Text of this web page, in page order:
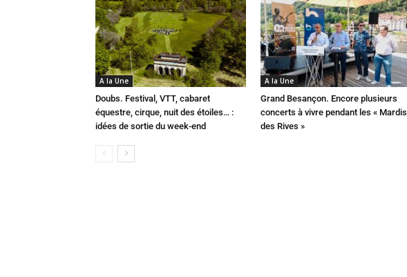
A la Une
Doubs. Festival, VTT, cabaret
équestre, cirque, nuit des étoiles… :
idées de sortie du week-end
A la Une
Grand Besançon. Encore plusieurs
concerts à vivre pendant les « Mardis
des Rives »